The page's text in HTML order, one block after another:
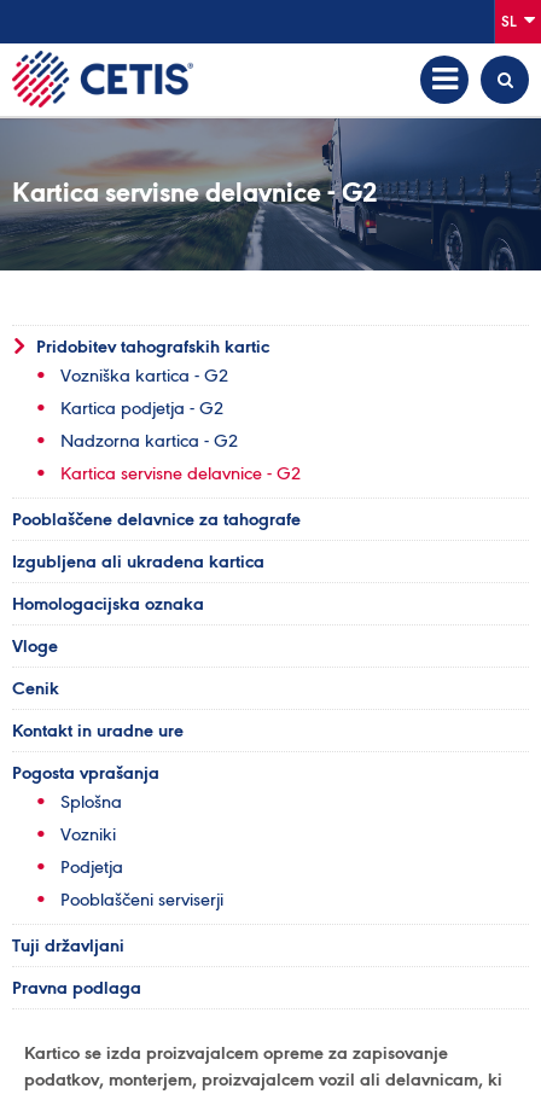
SL
Kartica servisne delavnice - G2
Pridobitev tahografskih kartic
Vozniška kartica - G2
Kartica podjetja - G2
Nadzorna kartica - G2
Kartica servisne delavnice - G2
Pooblaščene delavnice za tahografe
Izgubljena ali ukradena kartica
Homologacijska oznaka
Vloge
Cenik
Kontakt in uradne ure
Pogosta vprašanja
Splošna
Vozniki
Podjetja
Pooblaščeni serviserji
Tuji državljani
Pravna podlaga
Kartico se izda proizvajalcem opreme za zapisovanje
podatkov, monterjem, proizvajalcem vozil ali delavnicam, ki